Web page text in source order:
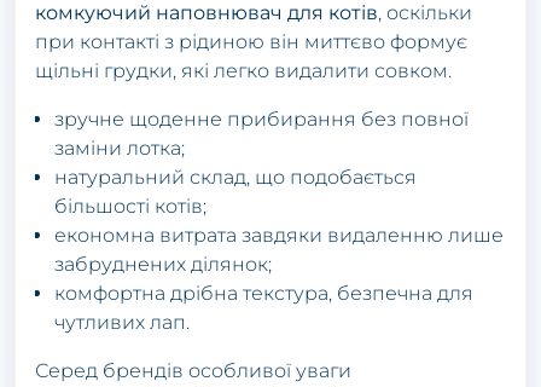
комкуючий наповнювач для котів, оскільки
при контакті з рідиною він миттєво формує
щільні грудки, які легко видалити совком.
зручне щоденне прибирання без повної
заміни лотка;
натуральний склад, що подобається
більшості котів;
економна витрата завдяки видаленню лише
забруднених ділянок;
комфортна дрібна текстура, безпечна для
чутливих лап.
Серед брендів особливої уваги